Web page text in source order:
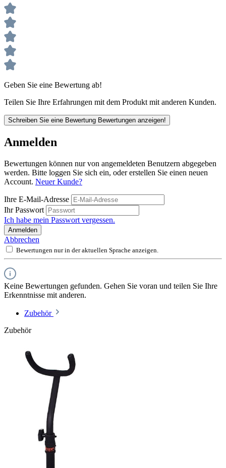
Geben Sie eine Bewertung ab!
Teilen Sie Ihre Erfahrungen mit dem Produkt mit anderen Kunden.
Schreiben Sie eine Bewertung Bewertungen anzeigen!
Anmelden
Bewertungen können nur von angemeldeten Benutzern abgegeben
werden. Bitte loggen Sie sich ein, oder erstellen Sie einen neuen
Account. Neuer Kunde?
Ihre E-Mail-Adresse
Ihr Passwort
Ich habe mein Passwort vergessen.
Anmelden
Abbrechen
Bewertungen nur in der aktuellen Sprache anzeigen.
Keine Bewertungen gefunden. Gehen Sie voran und teilen Sie Ihre
Erkenntnisse mit anderen.
Zubehör
Zubehör